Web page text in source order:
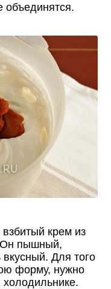
крем из
Он пышный,
Для того
форму, нужно